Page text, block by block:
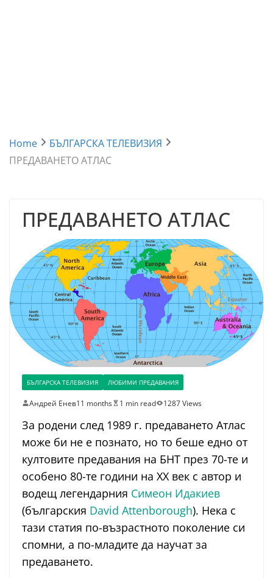
Home
БЪЛГАРСКА ТЕЛЕВИЗИЯ
ПРЕДАВАНЕТО АТЛАС
ПРЕДАВАНЕТО АТЛАС
БЪЛГАРСКА ТЕЛЕВИЗИЯ ЛЮБИМИ ПРЕДАВАНИЯ
Андрей Енев11 months 1 min read 1287 Views
За родени след 1989 г. предаването Атлас
може би не е познато, но то беше едно от
култовите предавания на БНТ през 70-те и
особено 80-те години на XX век с автор и
водещ легендарния Симеон Идакиев
(българския David Attenborough). Нека с
тази статия по-възрастното поколение си
спомни, а по-младите да научат за
предаването.